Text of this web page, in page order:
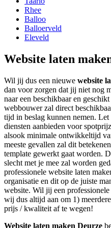
Rhee
Balloo
Balloerveld
Eleveld
Website laten
Wil jij dus een nieuwe website
dan voor zorgen dat jij niet nog
naar een beschikbaar en
webbouwer zal direct
tijd in beslag kunnen nemen.
diensten aanbieden voor
alsook minimale ontwikkeltijd
meeste gevallen zal dit
template gewerkt gaat worden.
slecht met je mee zal worden
professionele website laten
organisatie en dit op de juiste
website. Wil jij een
wij dus altijd aan om 1)
prijs / kwaliteit af te wegen!
Website laten maken Deurze